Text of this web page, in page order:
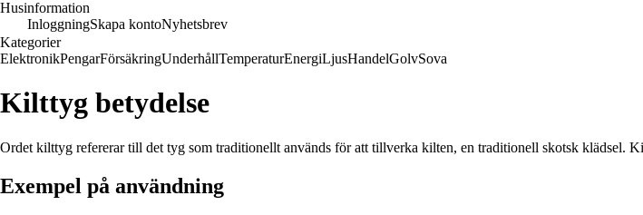
Husinformation
InloggningSkapa kontoNyhetsbrev
Kategorier
ElektronikPengarFörsäkringUnderhållTemperaturEnergiLjusHandelGolvSova
Kilttyg betydelse
Ordet kilttyg refererar till det tyg som traditionellt används för att tillverka kilten, en traditionell skotsk klädsel.
Exempel på användning